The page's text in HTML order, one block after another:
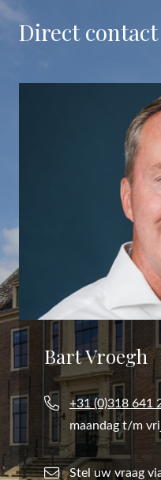
Direct contact
Bart Vroegh
+31 (0)318 641
maandag t/m
Stel uw vraag